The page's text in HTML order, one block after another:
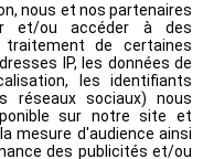
réponse
de
(article
nous et nos partenaires
et/ou accéder à des
de certaines
IP, les données de
les identifiants
réseaux sociaux) nous
sur notre site et
mesure d'audience ainsi
des publicités et/ou